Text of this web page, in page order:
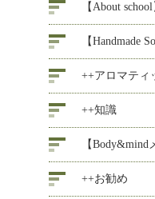
【About school
【Handmade
++アロマティ
++知識
【Body&mind
++お勧め